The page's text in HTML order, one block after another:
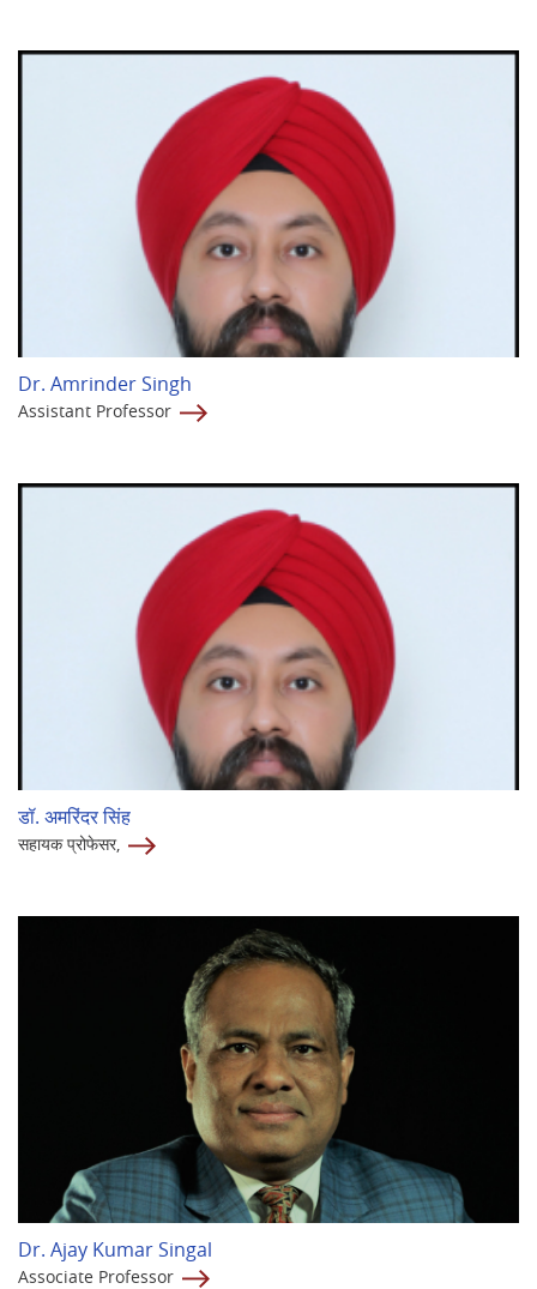
Dr. Amrinder Singh
Assistant Professor
डॉ. अमरिंदर सिंह
सहायक प्रोफेसर,
Dr. Ajay Kumar Singal
Associate Professor